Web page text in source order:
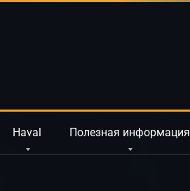
Haval Полезная информация